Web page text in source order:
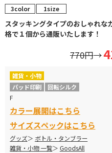
3color 1size
スタッキングタイプのおしゃれ
格で１個から通販いたします！
770円→
雑貨・小物
パッド印刷
回転シルク
F
カラー展開はこちら
サイズスペックはこちら
グッズ
ボトル・タンブラー
雑貨・小物 一覧
GoodsAll